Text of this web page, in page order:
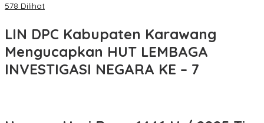
578 Dilihat
LIN DPC Kabupaten Karawang
Mengucapkan HUT LEMBAGA
INVESTIGASI NEGARA KE – 7